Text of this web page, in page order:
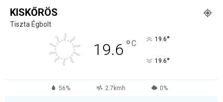
KISKŐRÖS
Tiszta Égbolt
19.6 °C 19.6°
19.6°
56% 2.7kmh 0%